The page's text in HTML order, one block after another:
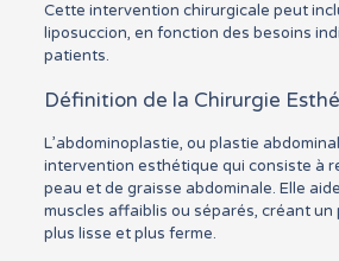
Cette intervention chirurgicale peut
liposuccion, en fonction des besoins
patients.
Définition de la Chirurgie
L’abdominoplastie, ou plastie
intervention esthétique qui consiste à
peau et de graisse abdominale. Elle
muscles affaiblis ou séparés, créant un
plus lisse et plus ferme.